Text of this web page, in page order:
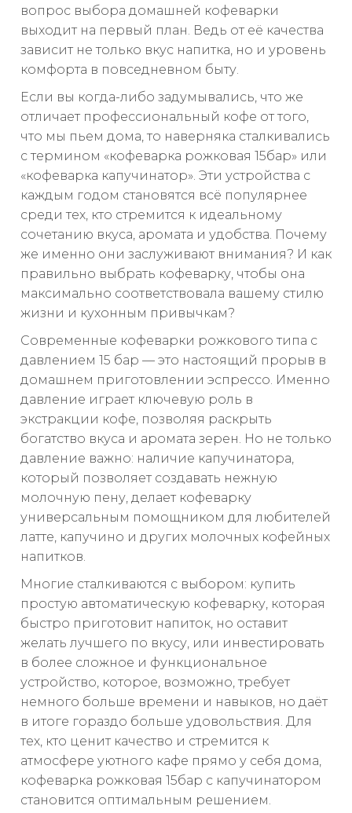
вопрос выбора домашней кофеварки
выходит на первый план. Ведь от её качества
зависит не только вкус напитка, но и уровень
комфорта в повседневном быту.
Если вы когда-либо задумывались, что же
отличает профессиональный кофе от того,
что мы пьем дома, то наверняка сталкивались
с термином «кофеварка рожковая 15бар» или
«кофеварка капучинатор». Эти устройства с
каждым годом становятся всё популярнее
среди тех, кто стремится к идеальному
сочетанию вкуса, аромата и удобства. Почему
же именно они заслуживают внимания? И как
правильно выбрать кофеварку, чтобы она
максимально соответствовала вашему стилю
жизни и кухонным привычкам?
Современные кофеварки рожкового типа с
давлением 15 бар — это настоящий прорыв в
домашнем приготовлении эспрессо. Именно
давление играет ключевую роль в
экстракции кофе, позволяя раскрыть
богатство вкуса и аромата зерен. Но не только
давление важно: наличие капучинатора,
который позволяет создавать нежную
молочную пену, делает кофеварку
универсальным помощником для любителей
латте, капучино и других молочных кофейных
напитков.
Многие сталкиваются с выбором: купить
простую автоматическую кофеварку, которая
быстро приготовит напиток, но оставит
желать лучшего по вкусу, или инвестировать
в более сложное и функциональное
устройство, которое, возможно, требует
немного больше времени и навыков, но даёт
в итоге гораздо больше удовольствия. Для
тех, кто ценит качество и стремится к
атмосфере уютного кафе прямо у себя дома,
кофеварка рожковая 15бар с капучинатором
становится оптимальным решением.